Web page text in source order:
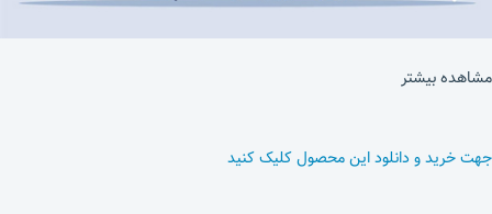
مشاهده بیشتر
جهت خرید و دانلود این محصول کلیک کنید